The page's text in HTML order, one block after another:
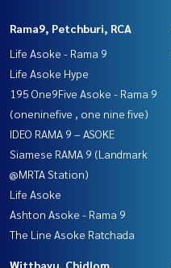
Rama9, Petchburi, RCA
Life Asoke - Rama 9
Life Asoke Hype
195 One9Five Asoke - Rama 9
(oneninefive , one nine five)
IDEO RAMA 9 – ASOKE
Siamese RAMA 9 (Landmark
@MRTA Station)
Life Asoke
Ashton Asoke - Rama 9
The Line Asoke Ratchada
Witthayu, Chidlom,